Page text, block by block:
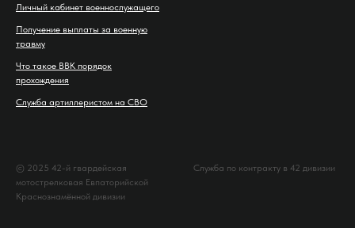
Личный кабинет военнослужащего
Получение выплаты за военную
травму
Что такое ВВК порядок
прохождения
Служба артиллеристом на СВО
© 2025 42-й гвардейская
мотострелковая Евпаторийской
Краснознамённой дивизии
Служба по контракту в 42 дивизии